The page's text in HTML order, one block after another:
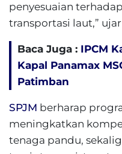
penyesuaian
transportasi laut,”
Baca Juga : IPCM
Kapal Panamax
Patimban
SPJM berharap
meningkatkan
tenaga pandu,